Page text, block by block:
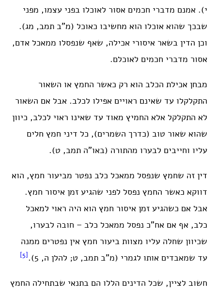
י). אמנם מדברי חכמים אסור לאוכלו בפני עצמו, מפני
שבכך שהוא אוכלו הוא מחשיבו כאוכל (מ”ב תמב, מג).
וכן הדין בשאר איסורי אכילה, שאף שנפסלו ממאכל אדם,
אסור מדברי חכמים לאוכלם.
מבחן אכילת הכלב הוא רק כאשר החמץ או השאור
התקלקלו עד שאינם ראויים אפילו לכלב. אבל אם השאור
לא התקלקל אלא החמיץ מאוד עד שאינו ראוי לכלב, כיוון
שהוא שאור טוב (כדרך השמרים), כל דיני חמץ חלים
עליו וחייבים לבערו מהתורה (באו”ה תמב, ט).
דין זה שחמץ שנפסל ממאכל כלב נפטר מביעור חמץ, הוא
דווקא כאשר החמץ נפסל לפני שהגיע זמן איסור חמץ.
אבל אם כשהגיע זמן איסור חמץ הוא היה ראוי למאכל
כלב, אף אם אח”כ נפסל ממאכל כלב – חובה לבערו,
שכיוון שחלה עליו מצוות ביעור חמץ אין נפטרים ממנה
עד שמאבדים אותו לגמרי (מ”ב תמב, ט; להלן ה, 5).
[5]
חשוב לציין, שכל הדינים הללו הם בתנאי שבתחילה החמץ